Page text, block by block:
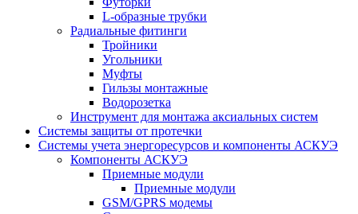
L-образные трубки
Радиальные фитинги
Тройники
Угольники
Муфты
Гильзы монтажные
Водорозетка
Инструмент для монтажа аксиальных систем
Системы защиты от протечки
Системы учета энергоресурсов и компоненты АСКУЭ
Компоненты АСКУЭ
Приемные модули
Приемные модули
GSM/GPRS модемы